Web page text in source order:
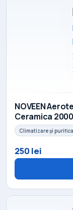
NOVEEN
Ceramica
Climatizare și
250 lei